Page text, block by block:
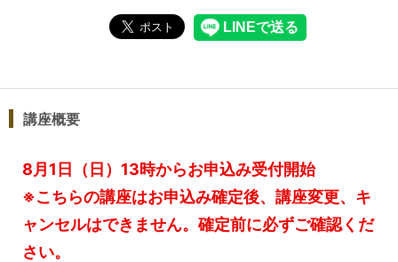
講座概要
8月1日（日 ）13時からお申込み受付開始
※こちらの講座はお申込み確定後、講座変更、キ
ャンセルはできません。確定前に必ずご確認くだ
さい。